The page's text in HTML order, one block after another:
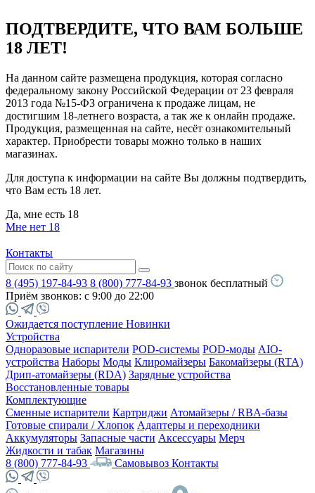
ПОДТВЕРДИТЕ, ЧТО ВАМ БОЛЬШЕ
18 ЛЕТ!
На данном сайте размещена продукция, которая согласно
федеральному закону Российской Федерации от 23 февраля
2013 года №15-ФЗ ограничена к продаже лицам, не
достигшим 18-летнего возраста, а так же к онлайн продаже.
Продукция, размещенная на сайте, несёт ознакомительный
характер. Приобрести товары можно только в наших
магазинах.
Для доступа к информации на сайте Вы должны подтвердить,
что Вам есть 18 лет.
Да, мне есть 18
Мне нет 18
Контакты
8 (495) 197-84-93 8 (800) 777-84-93 звонок бесплатный
Приём звонков: с 9:00 до 22:00
Ожидается поступление Новинки
Устройства
Одноразовые испарители POD-системы POD-моды AIO-
устройства Наборы Моды Клиромайзеры Бакомайзеры (RTA)
Дрип-атомайзеры (RDA) Зарядные устройства
Восстановленные товары
Комплектующие
Сменные испарители Картриджи Атомайзеры / RBA-базы
Готовые спирали / Хлопок Адаптеры и переходники
Аккумуляторы Запасные части Аксессуары Мерч
Жидкости и табак Магазины
8 (800) 777-84-93
Самовывоз Контакты